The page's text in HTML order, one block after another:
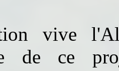
vive
de ce